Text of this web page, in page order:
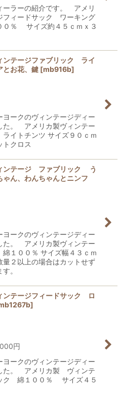
ーラーの紹介です。 アメリ
フィードサック ワーキング
％ サイズ約４５ｃｍｘ３
テージファブリック ライ
お花、鍵 [mb916b]
ヨークのヴィンテージディー
た。 アメリカ製ヴィンテー
イトチンツ サイズ９０ｃｍ
クロス
ンテージ ファブリック う
ゃん、わんちゃんとニンフ
ヨークのヴィンテージディー
た。 アメリカ製ヴィンテー
１００％ サイズ幅４３ｃｍ
２以上の場合はカットせず
。
テージフィードサック ロ
]
円
ヨークのヴィンテージディー
た。 アメリカ製 ヴィンテ
ク 綿１００％ サイズ４５